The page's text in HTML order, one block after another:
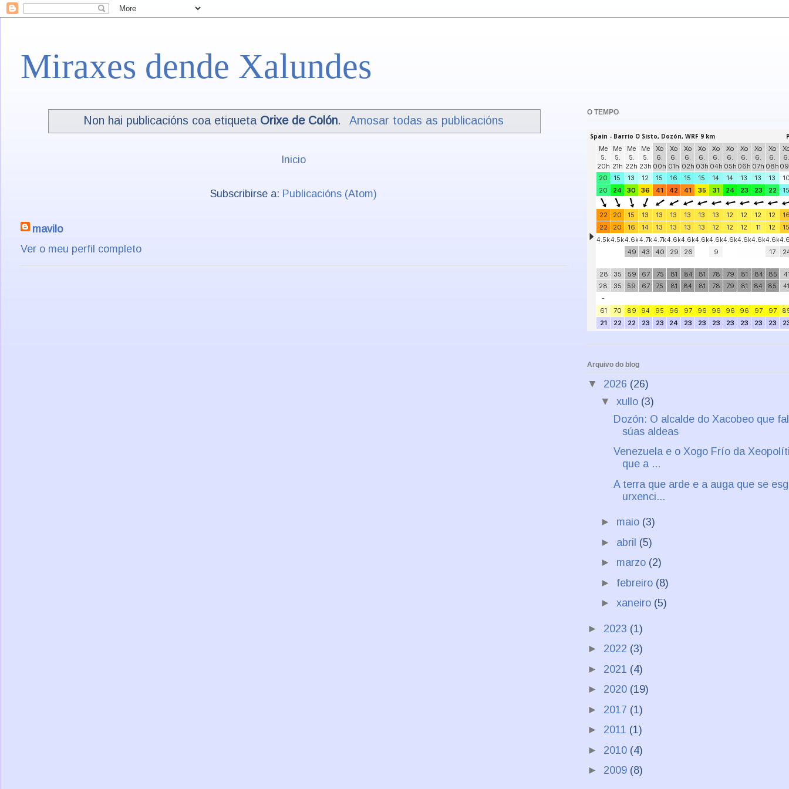
Miraxes dende Xalundes
Non hai publicacións coa etiqueta Orixe de Colón. Amosar todas as publicacións
Inicio
Subscribirse a: Publicacións (Atom)
mavilo
Ver o meu perfil completo
O TEMPO
Arquivo do blog
▼ 2026 (26)
▼ xullo (3)
Dozón: O alcalde do Xacobeo que
súas aldeas
Venezuela e o Xogo Frío da
que a ...
A terra que arde e a auga que se
urxenci...
► maio (3)
► abril (5)
► marzo (2)
► febreiro (8)
► xaneiro (5)
► 2023 (1)
► 2022 (3)
► 2021 (4)
► 2020 (19)
► 2017 (1)
► 2011 (1)
► 2010 (4)
► 2009 (8)